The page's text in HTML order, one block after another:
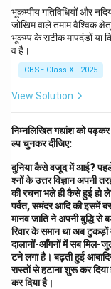
भूकम्पीय गतिविधियों और
जोखिम वाले तमाम वैश्विक
भूकम्प के सटीक मापदंडों या
व है।
CBSE Class X - 2025
View Solution
निम्नलिखित गद्यांश को
ल्प चुनकर दीजिए:
दुनिया कैसे वजूद में आई?
श्नों के उत्तर विज्ञान अपनी
की रचना भले ही कैसे हुई हो
पर्वत, समंदर आदि की इसमें
मानव जाति ने अपनी बुद्धि से
रिवार के समान था अब
दालानों-आँगनों में सब मिल-
टने लगा है। बढ़ती हुई
रास्तों से हटाना शुरू कर
कर दिया है।